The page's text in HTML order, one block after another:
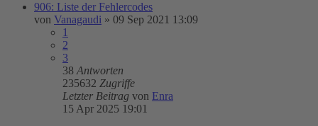
906: Liste der Fehlercodes
von Vanagaudi » 09 Sep 2021 13:09
1
2
3
38 Antworten
235632 Zugriffe
Letzter Beitrag von Enra
15 Apr 2025 19:01